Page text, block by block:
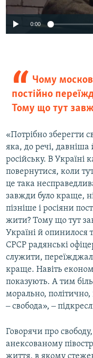
0:00
Чому
постійно
Тому що тут
«Потрібно зберегти
яка, до речі, давніша
російську. В
повернутися, коли
це така
завжди було краще,
пізніше і росіяни
жити? Тому що тут
Україні й опинилося
СРСР радянські
служити,
краще. Навіть
показують. А тим
морально, політично,
‒ свобода», ‒
Говорячи про
анексованому